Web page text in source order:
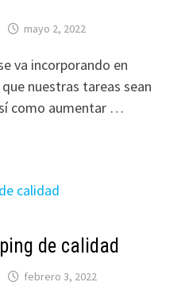
mayo 2, 2022
va incorporando en
nuestras tareas sean
como aumentar …
de calidad
febrero 3, 2022